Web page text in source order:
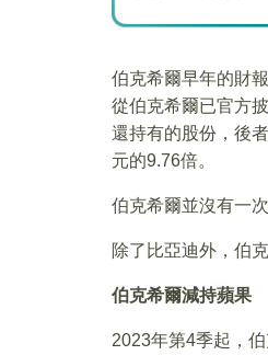
伯克希爾早年的財
從伯克希爾已官方
還持有的股份，後
元的9.76倍。
伯克希爾並沒有一
除了比亞迪外，伯
伯克希爾減持蘋果
2023年第4季起，